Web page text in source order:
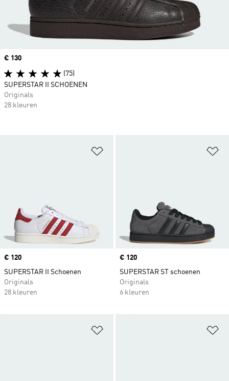
Price
€ 120
SUPERSTAR II Schoenen
Originals
28 kleuren
Price
€ 120
SUPERSTAR ST schoenen
Originals
6 kleuren
Price
€ 130
(75)
SUPERSTAR II SCHOENEN
Originals
28 kleuren